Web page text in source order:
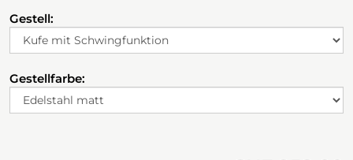
Gestell:
Gestellfarbe: